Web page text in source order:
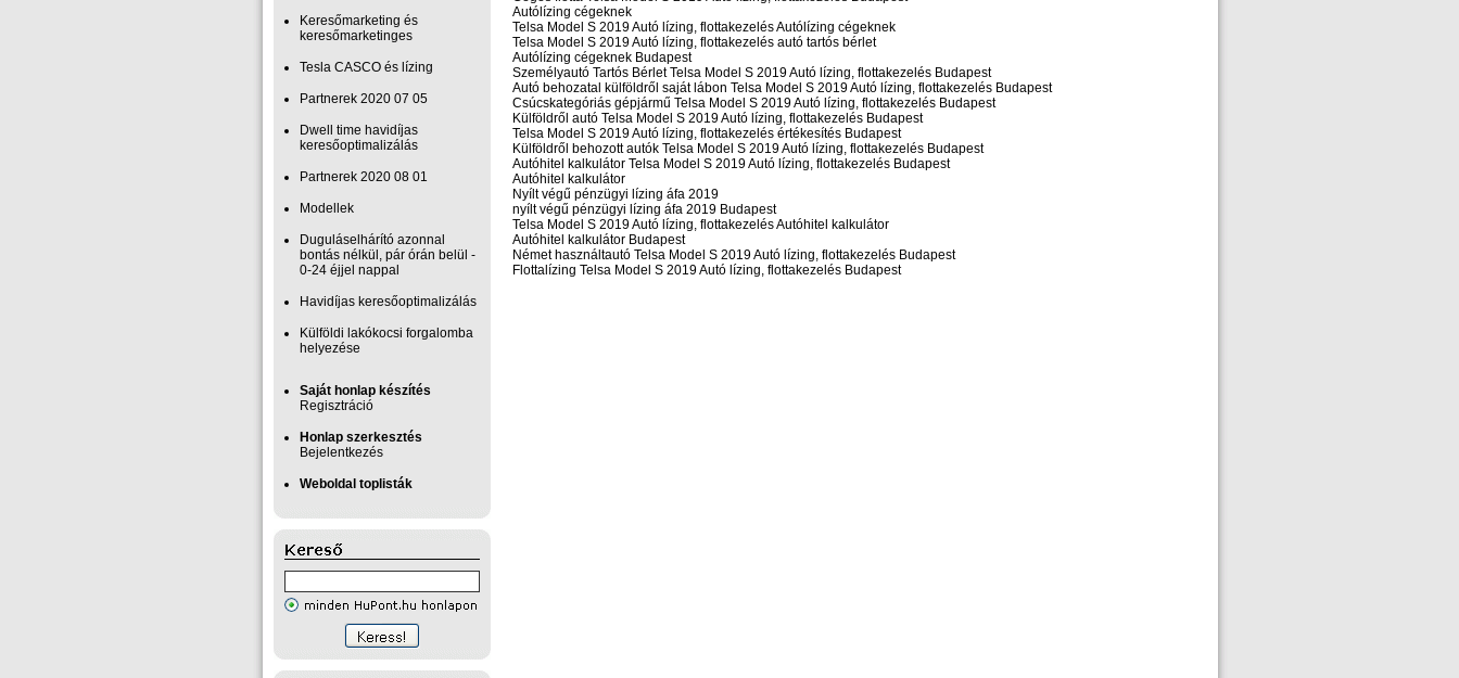
Keresőmarketing és
keresőmarketinges
Tesla CASCO és lízing
Partnerek 2020 07 05
Dwell time havidíjas
keresőoptimalizálás
Partnerek 2020 08 01
Modellek
Duguláselhárító azonnal
bontás nélkül, pár órán belül -
0-24 éjjel nappal
Havidíjas keresőoptimalizálás
Külföldi lakókocsi forgalomba
helyezése
Saját honlap készítés
Regisztráció
Honlap szerkesztés
Bejelentkezés
Weboldal toplisták
Autólízing cégeknek
Telsa Model S 2019 Autó lízing, flottakezelés Autólízing cégeknek
Telsa Model S 2019 Autó lízing, flottakezelés autó tartós bérlet
Autólízing cégeknek Budapest
Személyautó Tartós Bérlet Telsa Model S 2019 Autó lízing, flottakezelés Budapest
Autó behozatal külföldről saját lábon Telsa Model S 2019 Autó lízing, flottakezelés Budapest
Csúcskategóriás gépjármű Telsa Model S 2019 Autó lízing, flottakezelés Budapest
Külföldről autó Telsa Model S 2019 Autó lízing, flottakezelés Budapest
Telsa Model S 2019 Autó lízing, flottakezelés értékesítés Budapest
Külföldről behozott autók Telsa Model S 2019 Autó lízing, flottakezelés Budapest
Autóhitel kalkulátor Telsa Model S 2019 Autó lízing, flottakezelés Budapest
Autóhitel kalkulátor
Nyílt végű pénzügyi lízing áfa 2019
nyílt végű pénzügyi lízing áfa 2019 Budapest
Telsa Model S 2019 Autó lízing, flottakezelés Autóhitel kalkulátor
Autóhitel kalkulátor Budapest
Német használtautó Telsa Model S 2019 Autó lízing, flottakezelés Budapest
Flottalízing Telsa Model S 2019 Autó lízing, flottakezelés Budapest